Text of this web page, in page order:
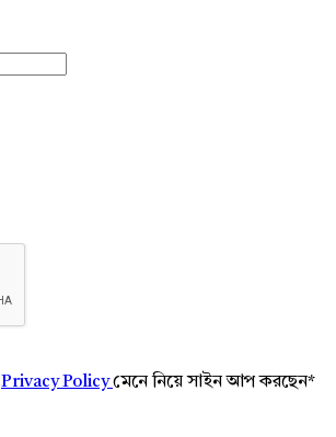
Privacy Policyমেনে নিয়ে সাইন আপ করছেন*